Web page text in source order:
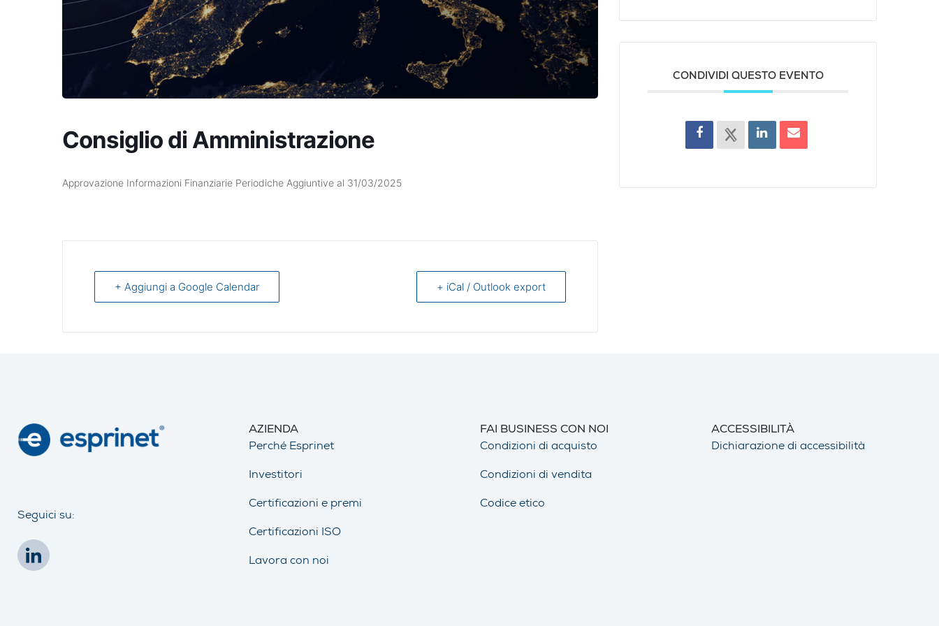
Consiglio di Amministrazione
Approvazione Informazioni Finanziarie Periodiche Aggiuntive al 31/03/2025
+ Aggiungi a Google Calendar + iCal / Outlook export
CONDIVIDI QUESTO EVENTO
Seguici su:
AZIENDA
Perché Esprinet
Investitori
Certificazioni e premi
Certificazioni ISO
Lavora con noi
FAI BUSINESS CON NOI
Condizioni di acquisto
Condizioni di vendita
Codice etico
ACCESSIBILITÀ
Dichiarazione di accessibilità